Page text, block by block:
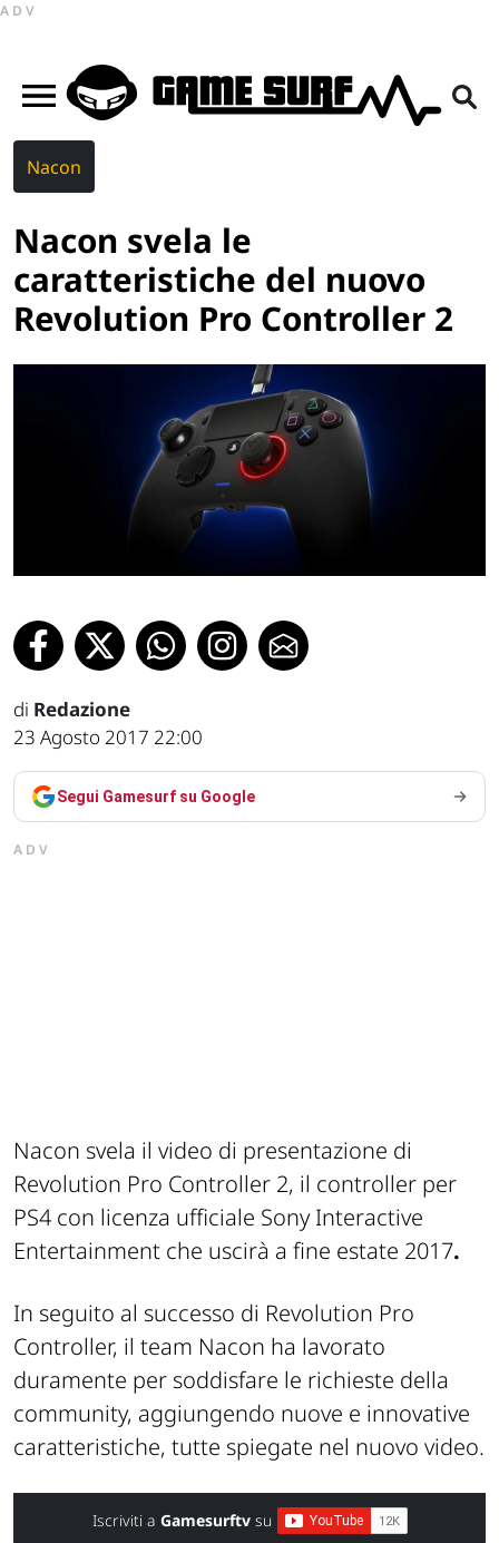
ADV
Nacon
Nacon svela le
caratteristiche del nuovo
Revolution Pro Controller 2
di Redazione
23 Agosto 2017 22:00
Segui Gamesurf su Google
ADV
Nacon svela il video di presentazione di
Revolution Pro Controller 2, il controller per
PS4 con licenza ufficiale Sony Interactive
Entertainment che uscirà a fine estate 2017.
In seguito al successo di Revolution Pro
Controller, il team Nacon ha lavorato
duramente per soddisfare le richieste della
community, aggiungendo nuove e innovative
caratteristiche, tutte spiegate nel nuovo video.
Iscriviti a Gamesurftvsu